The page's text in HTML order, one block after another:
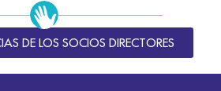
DE LOS SOCIOS DIRECTORES